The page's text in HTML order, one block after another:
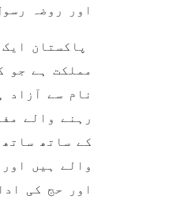
اور روضہ
پاکستان
مملکت ہے جو
نام سے آزاد
رہنے والے
کے ساتھ
والے ہیں
اور حج کی